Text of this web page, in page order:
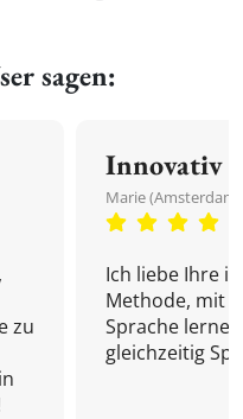
sagen:
zu
Innovativ
Marie
Ich liebe Ihre
Methode, mit
Sprache
gleichzeitig